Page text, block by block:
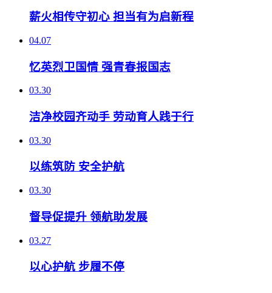
薪火相传守初心 担当有为启新程
04.07
忆英烈卫国情 强青春报国志
03.30
洁净校园齐动手 劳动育人践于行
03.30
以练筑防 安全护航
03.30
督导促提升 领航助发展
03.27
以心护航 步履不停